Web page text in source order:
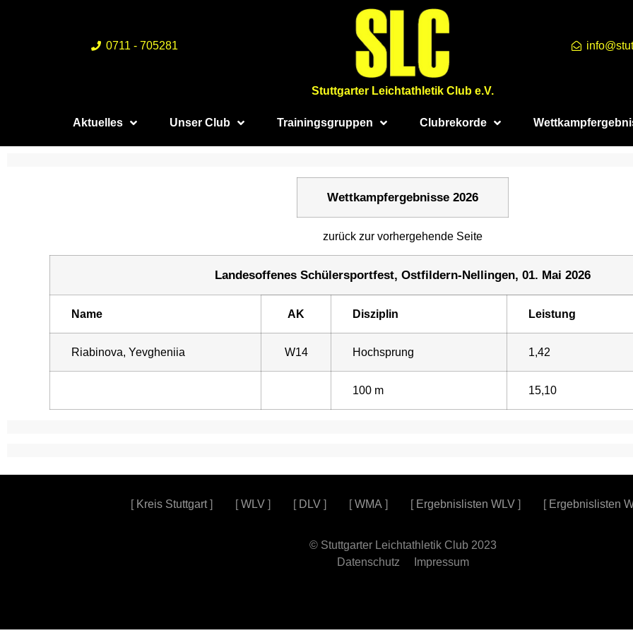
0711 - 705281
Stuttgarter Leichtathletik Club e.V.
Aktuelles Unser Club Trainingsgruppen Clubrekorde
Wettkampfergebnisse 2026
zurück zur vorhergehende Seite
Landesoffenes Schülersportfest, Ostfildern-Nellingen, 01. Mai 2026
Name AK Disziplin Leistung
Riabinova, Yevgheniia W14 Hochsprung 1,42
100 m 15,10
[ Kreis Stuttgart] [WLV] [ DLV] [WMA ] [ Ergebnislisten WLV] [ Ergebnislisten
© Stuttgarter Leichtathletik Club 2023
Datenschutz
Impressum